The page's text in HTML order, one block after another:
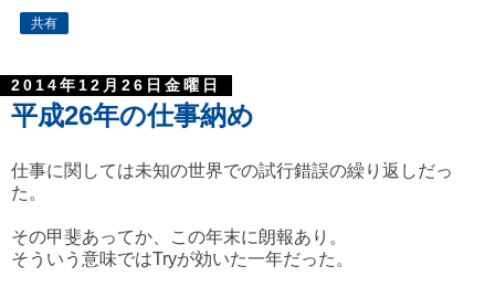
共有
2014年12月26日金曜日
平成26年の仕事納め
仕事に関しては未知の世界での試行錯誤の繰り返しだっ
た。
その甲斐あってか、この年末に朗報あり。
そういう意味ではTryが効いた一年だった。